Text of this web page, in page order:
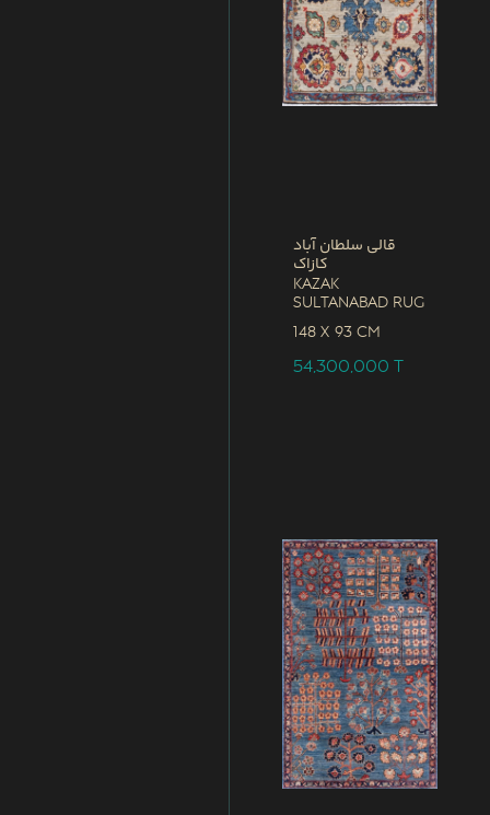
قالی سلطان آباد
کازاک
Kazak
Sultanabad Rug
148 x 93 CM
54,300,000T